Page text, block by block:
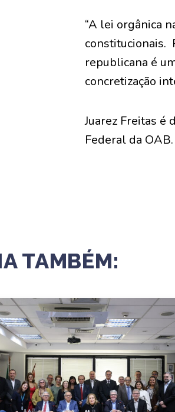
“A lei orgânica
constitucionais.
republicana é
concretização
Juarez Freitas é
Federal da OAB.
TAMBÉM: